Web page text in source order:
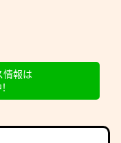
情報は